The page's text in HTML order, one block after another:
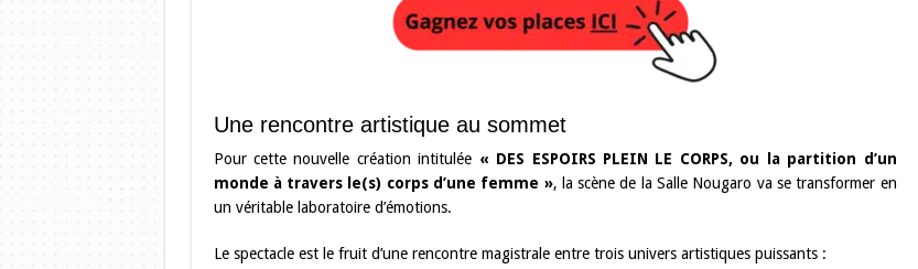
Une rencontre artistique au sommet
Pour cette nouvelle création intitulée « DES ESPOIRS PLEIN LE CORPS, ou la partition d’un
monde à travers le(s) corps d’une femme », la scène de la Salle Nougaro va se transformer en
un véritable laboratoire d’émotions.
Le spectacle est le fruit d’une rencontre magistrale entre trois univers artistiques puissants :